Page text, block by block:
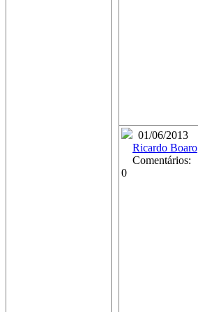
01/06/2013
Ricardo Boaro
Comentários:
0